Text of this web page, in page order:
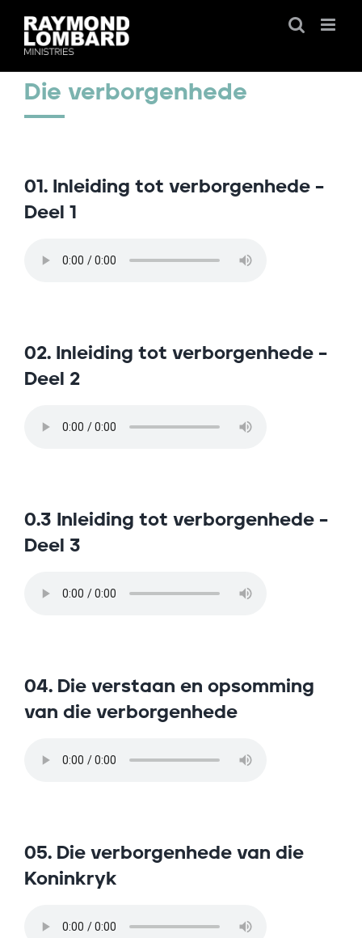
content
Die verborgenhede
01. Inleiding tot verborgenhede –
Deel 1
02. Inleiding tot verborgenhede –
Deel 2
0.3 Inleiding tot verborgenhede –
Deel 3
04. Die verstaan en opsomming
van die verborgenhede
05. Die verborgenhede van die
Koninkryk